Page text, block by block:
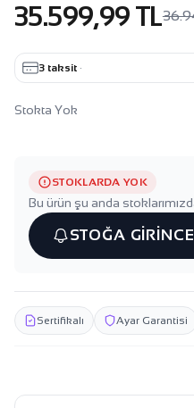
35.599,99 TL
3 taksit ·
Stokta Yok
STOKLARDA YOK
Bu ürün şu anda
STOĞA
Sertifikalı Ayar Garantisi